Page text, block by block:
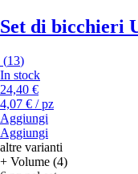
Set di bicchieri
(13)
In stock
24,40 €
4,07 € / pz
Aggiungi
Aggiungi
altre varianti
+ Volume (4)